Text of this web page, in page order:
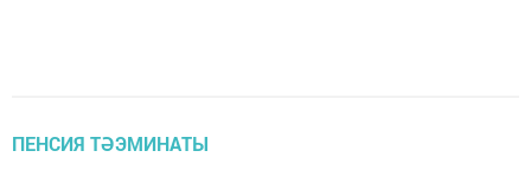
ПЕНСИЯ ТӘЭМИНАТЫ